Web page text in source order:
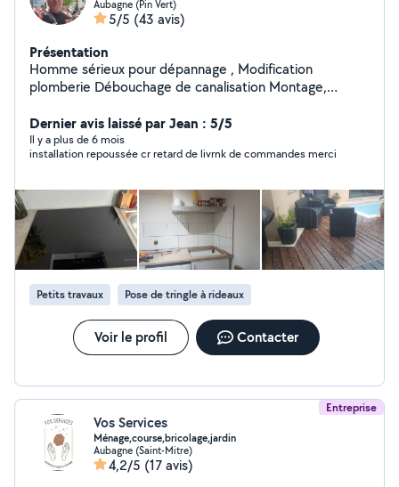
Aubagne (Pin Vert)
5/5 (43 avis)
Présentation
Homme sérieux pour dépannage , Modification
plomberie Débouchage de canalisation Montage,
maçonnerie Pose tringle de rideaux , lustres ect
Location matériel électroportatif de maçonnerie ( faire
demande du matériel disponibles ) Karcher, souffleur /
carrelette , Scie à eau sur pied coupe carreaux Livraison
possible / Retrait en supplément
Dernier avis laissé par Jean : 5/5
Il y a plus de 6 mois
installation repoussée cr retard de livrnk de commandes merci
Petits travaux Pose de tringle à rideaux
Voir le profil Contacter
Entreprise
Vos Services
Ménage,course,bricolage,jardin
Aubagne (Saint-Mitre)
4,2/5 (17 avis)